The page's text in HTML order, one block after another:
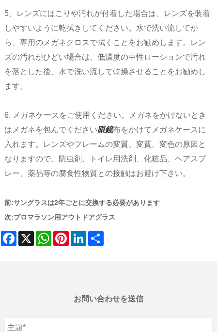
5、レンズにほこりや汚れが付着した場合は、レンズを装着
しやすいように乾拭きしてください。水で洗い流してか
ら、専用のメガネクロスで拭くことをお勧めします。レン
ズの汚れがひどい場合は、低濃度の中性ローションで汚れ
を落とした後、水で洗い流して乾燥させることをお勧めし
ます。
6. メガネケースをご使用ください。メガネをかけないとき
はメガネを包んでください眼鏡布をかけてメガネケースに
入れます。レンズやフレームの変質、変質、変色の原因と
なりますので、防虫剤、トイレ用洗剤、化粧品、ヘアスプ
レー、薬品等の腐食性物質との接触はお避け下さい。
前:サングラスは2年ごとに交換する必要があります
次:プロマラソン用アウトドアグラス
Facebook
X WhatsAppPinterestLinkedIn
お問い合わせを送信